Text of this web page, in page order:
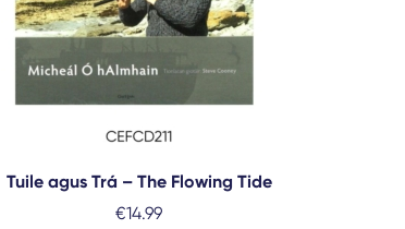
Tuile agus Trá – The Flowing Tide
€14.99